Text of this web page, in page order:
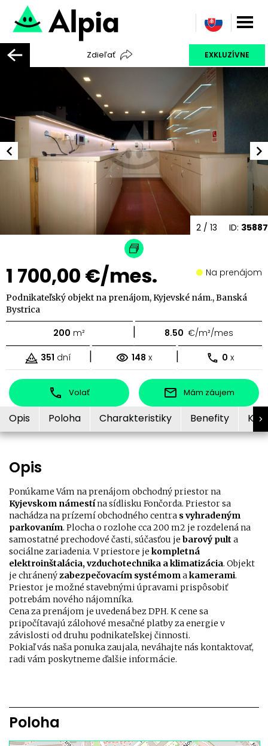
Zdieľať EXKLUZÍVNE
ID: 35887
2 / 13
1 700,00 €/mes. Na prenájom
Podnikateľský objekt na prenájom, Kyjevské nám., Banská
Bystrica
200 m² | 8.50 €/m²/mes
351 dní | 148 x | 0 x
Volať Mám záujem
Opis Poloha Charakteristiky Benefity
Opis
Ponúkame Vám na prenájom obchodný priestor na
Kyjevskom námestína sídlisku Fončorda. Priestor sa
nachádza na prízemí obchodného centra s vyhradeným
parkovaním. Plocha o rozlohe cca 200 m2 je rozdelená na
samostatné prechodové časti, súčasťou je barový pult a
sociálne zariadenia. V priestore je kompletná
elektroinštalácia, vzduchotechnika a klimatizácia. Objekt
je chránenýzabezpečovacím systémomakamerami.
Priestor je možné stavebnými úpravami prispôsobiť
potrebám nového nájomníka.
Cena za prenájom je uvedená bez DPH. K cene sa
pripočítavajú zálohové mesačné platby za energie v
závislosti od druhu podnikateľskej činnosti.
Pokiaľ vás naša ponuka zaujala, neváhajte nás kontaktovať,
radi vám poskytneme ďalšie informácie.
Poloha